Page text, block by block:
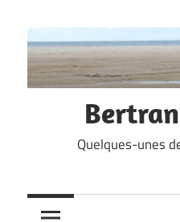
to
content
Quelques-unes